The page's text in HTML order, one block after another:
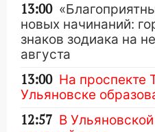
13:00
новых начинаний:
знаков зодиака на
августа
13:00 На проспекте
Ульяновске
12:57 В